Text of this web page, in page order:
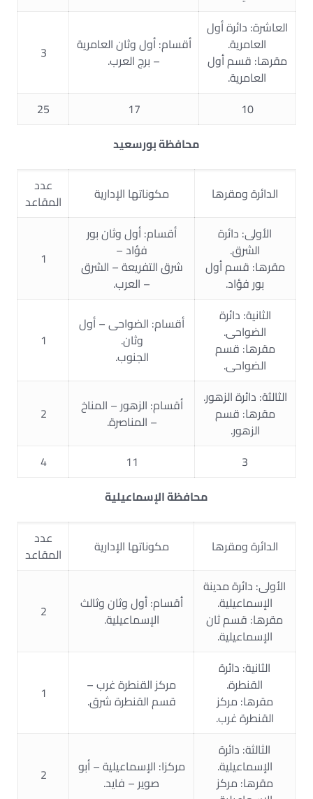
العاشرة: دائرة أول
العامرية.
مقرها: قسم أول
العامرية.
أقسام: أول وثان العامرية
– برج العرب.
3
10
17
25
محافظة بورسعيد
الدائرة ومقرها مكوناتها الإدارية
عدد
المقاعد
الأولى: دائرة
الشرق.
مقرها: قسم أول
بور فؤاد.
أقسام: أول وثان بور
فؤاد –
شرق التفريعة – الشرق
– العرب.
1
الثانية: دائرة
الضواحى.
مقرها: قسم
الضواحى.
أقسام: الضواحى – أول
وثان.
الجنوب.
1
الثالثة: دائرة الزهور.
مقرها: قسم
الزهور.
أقسام: الزهور – المناخ
– المناصرة.
2
3
11
4
محافظة الإسماعيلية
الدائرة ومقرها مكوناتها الإدارية
عدد
المقاعد
الأولى: دائرة مدينة
الإسماعيلية.
مقرها: قسم ثان
الإسماعيلية.
أقسام: أول وثان وثالث
الإسماعيلية.
2
الثانية: دائرة
القنطرة.
مقرها: مركز
القنطرة غرب.
مركز القنطرة غرب –
قسم القنطرة شرق.
1
الثالثة: دائرة
الإسماعيلية.
مقرها: مركز
مركزا: الإسماعيلية – أبو
صوير – فايد.
2